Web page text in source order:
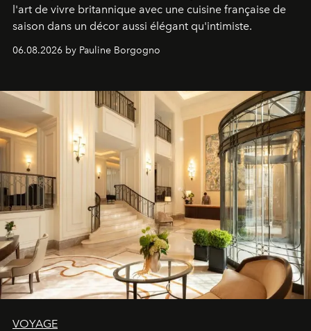
l'art de vivre britannique avec une cuisine française de
saison dans un décor aussi élégant qu'intimiste.
06.08.2026 by Pauline Borgogno
VOYAGE